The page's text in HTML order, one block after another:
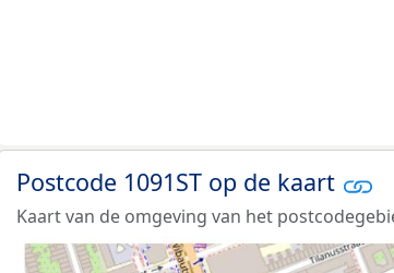
Postcode 1091ST op de kaart
Kaart van de omgeving van het